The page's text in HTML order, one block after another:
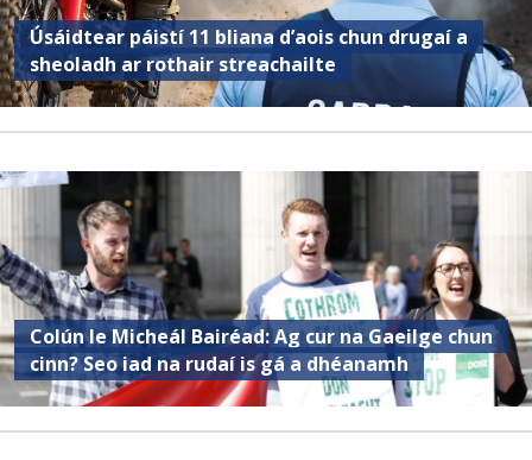
Úsáidtear páistí 11 bliana d’aois chun drugaí a
sheoladh ar rothair streachailte
Colún le Micheál Bairéad: Ag cur na Gaeilge chun
cinn? Seo iad na rudaí is gá a dhéanamh